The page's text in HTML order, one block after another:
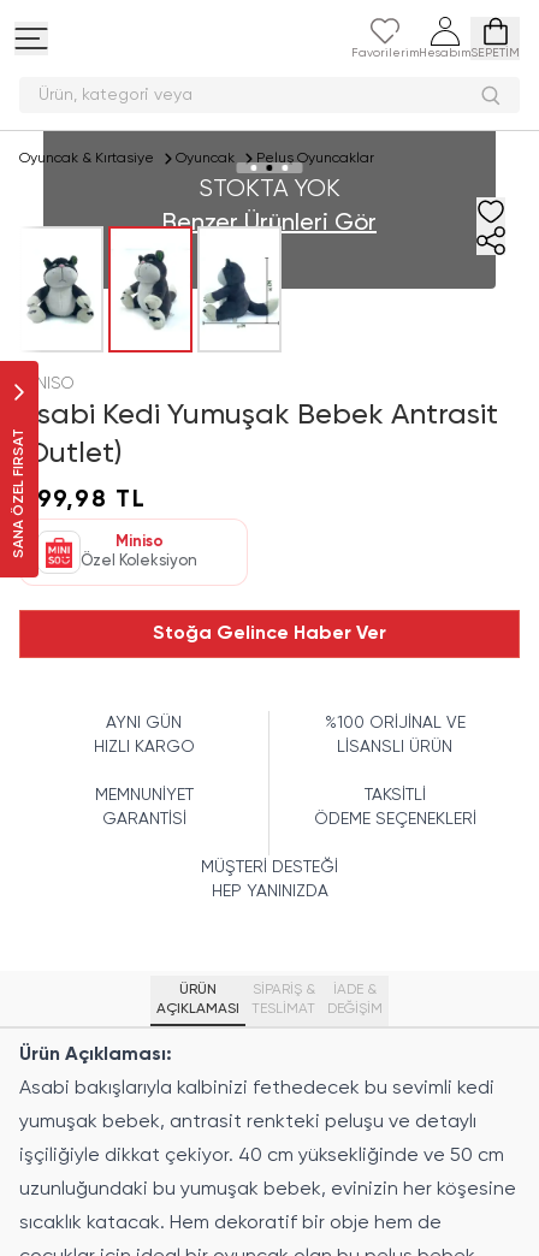
Favorilerim HesabımSEPETİM
Ürün, kategori
SANA ÖZEL FIRSAT
Oyuncak & Kırtasiye Oyuncak Peluş Oyuncaklar
STOKTA YOK
Benzer Ürünleri Gör
MINISO
Asabi Kedi Yumuşak Bebek Antrasit
(Outlet)
999,98 TL
Miniso
Özel Koleksiyon
Stoğa Gelince Haber Ver
AYNI GÜN
HIZLI KARGO
%100 ORİJİNAL VE
LİSANSLI ÜRÜN
MEMNUNİYET
GARANTİSİ
TAKSİTLİ
ÖDEME SEÇENEKLERİ
MÜŞTERİ DESTEĞİ
HEP YANINIZDA
ÜRÜN
AÇIKLAMASI
SİPARİŞ &
TESLİMAT
İADE &
DEĞİŞİM
Ürün Açıklaması:
Asabi bakışlarıyla kalbinizi fethedecek bu sevimli kedi
yumuşak bebek, antrasit renkteki peluşu ve detaylı
işçiliğiyle dikkat çekiyor. 40 cm yüksekliğinde ve 50 cm
uzunluğundaki bu yumuşak bebek, evinizin her köşesine
sıcaklık katacak. Hem dekoratif bir obje hem de